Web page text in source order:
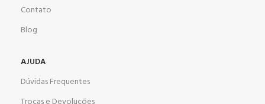
Contato
Blog
AJUDA
Dúvidas Frequentes